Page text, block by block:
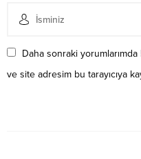
Daha sonraki yorumlarımda
ve site adresim bu tarayıcıya